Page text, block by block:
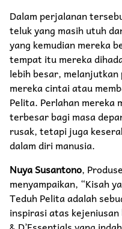
Dalam perjalanan
teluk yang masih utuh
yang kemudian mereka
tempat itu mereka
lebih besar,
mereka cintai atau
Pelita. Perlahan mereka
terbesar bagi masa
rusak, tetapi juga
dalam diri manusia.
Nuya Susantono,
menyampaikan, “Kisah
Teduh Pelita adalah
inspirasi atas